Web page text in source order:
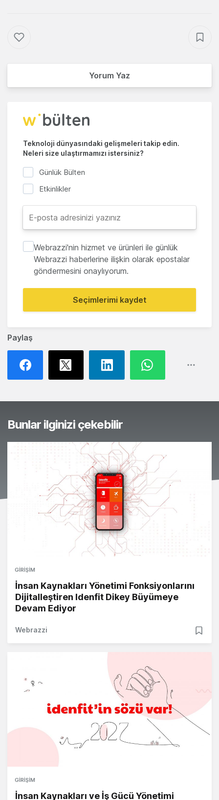
Paylaş
Yorum Yaz
Teknoloji dünyasındaki gelişmeleri takip edin.
Neleri size ulaştırmamızı istersiniz?
Günlük Bülten
Etkinlikler
Webrazzi'nin hizmet ve ürünleri ile günlük
Webrazzi haberlerine ilişkin olarak epostalar
göndermesini onaylıyorum.
Seçimlerimi kaydet
Bunlar ilginizi çekebilir
GIRIŞIM
İnsan Kaynakları Yönetimi Fonksiyonlarını
Dijitalleştiren Idenfit Dikey Büyümeye
Devam Ediyor
Webrazzi
GIRIŞIM
İnsan Kaynakları ve İş Gücü Yönetimi